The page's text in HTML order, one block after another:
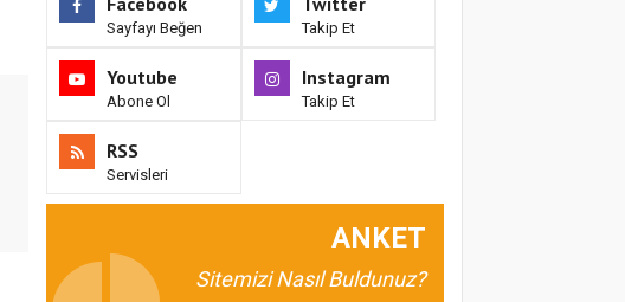
Sayfayı Beğen Takip Et
Youtube
Abone Ol
Instagram
Takip Et
RSS
Servisleri
ANKET
Sitemizi Nasıl Buldunuz?